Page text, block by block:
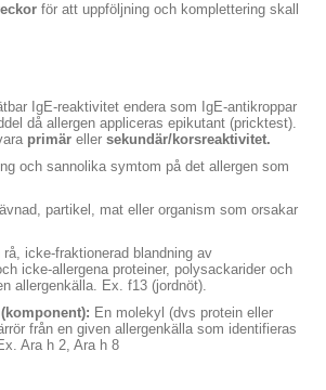
för att uppföljning och komplettering skall
IgE-reaktivitet endera som IgE-antikroppar
då allergen appliceras epikutant (pricktest).
primär eller sekundär/korsreaktivitet.
och sannolika symtom på det allergen som
partikel, mat eller organism som orsakar
rå, icke-fraktionerad blandning av
icke-allergena proteiner, polysackarider och
allergenkälla. Ex. f13 (jordnöt).
En molekyl (dvs protein eller
från en given allergenkälla som identifieras
Ara h 2, Ara h 8